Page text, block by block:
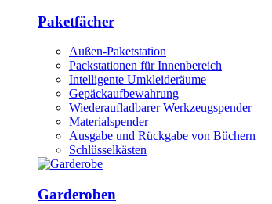
Paketfächer
Außen-Paketstation
Packstationen für Innenbereich
Intelligente Umkleideräume
Gepäckaufbewahrung
Wiederaufladbarer Werkzeugspender
Materialspender
Ausgabe und Rückgabe von Büchern
Schlüsselkästen
Garderoben